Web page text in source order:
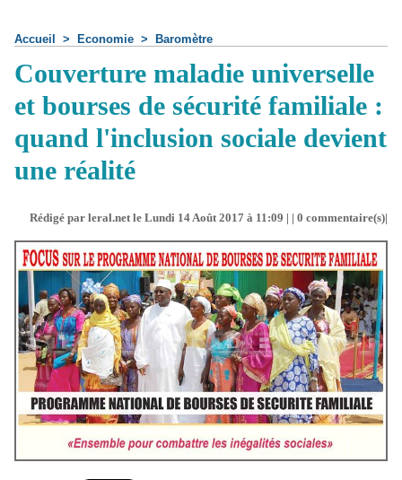
Accueil > Economie > Baromètre
Couverture maladie universelle
et bourses de sécurité familiale :
quand l'inclusion sociale devient
une réalité
Rédigé par leral.net le Lundi 14 Août 2017 à 11:09 | | 0 commentaire(s)|